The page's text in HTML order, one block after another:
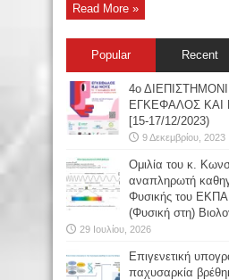
Read More »
Popular Recent
4ο
ΕΓΚΕΦΑΛΟΣ ΚΑΙ
[15-17/12/2023)
9 Δεκεμβρίου, 2023
Oμιλία του κ.
αναπληρωτή
Φυσικής του ΕΚΠΑ
(Φυσική στη)
29 Ιουλίου, 2026
Επιγενετική
παχυσαρκία